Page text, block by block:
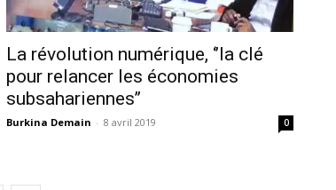
La révolution numérique, ‘’la clé
pour relancer les économies
subsahariennes’’
Burkina Demain - 8 avril 2019 0